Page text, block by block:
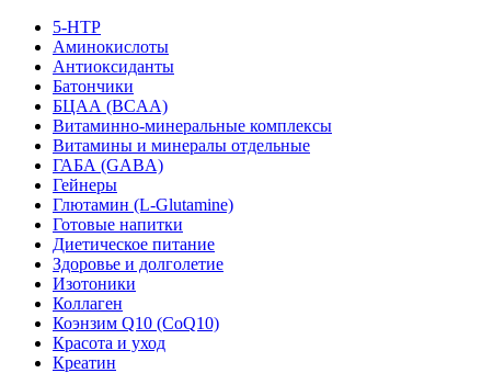
5-HTP
Аминокислоты
Антиоксиданты
Батончики
БЦАА (BCAA)
Витаминно-минеральные комплексы
Витамины и минералы отдельные
ГАБА (GABA)
Гейнеры
Глютамин (L-Glutamine)
Готовые напитки
Диетическое питание
Здоровье и долголетие
Изотоники
Коллаген
Коэнзим Q10 (CoQ10)
Красота и уход
Креатин